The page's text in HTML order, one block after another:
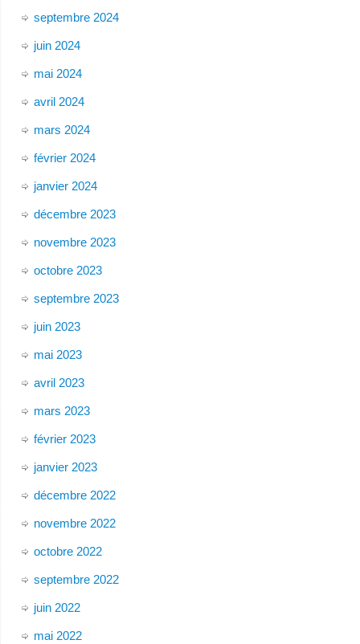
septembre 2024
juin 2024
mai 2024
avril 2024
mars 2024
février 2024
janvier 2024
décembre 2023
novembre 2023
octobre 2023
septembre 2023
juin 2023
mai 2023
avril 2023
mars 2023
février 2023
janvier 2023
décembre 2022
novembre 2022
octobre 2022
septembre 2022
juin 2022
mai 2022